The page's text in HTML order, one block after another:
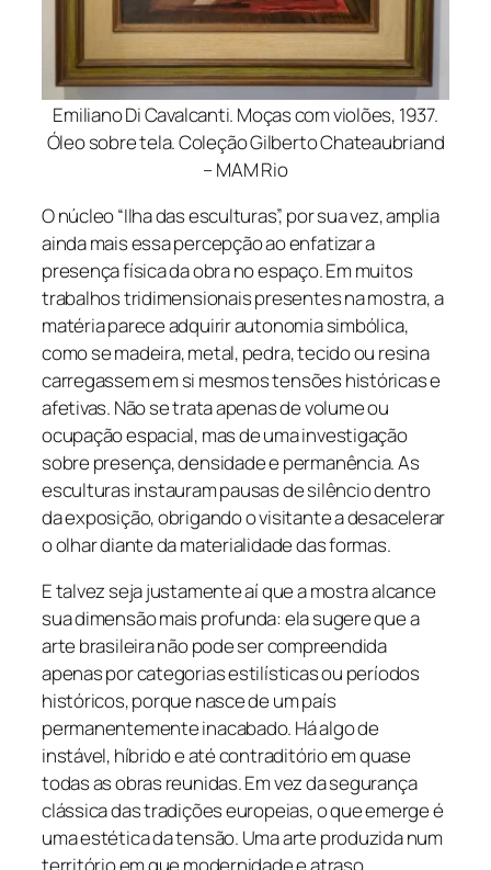
Emiliano Di Cavalcanti. Moças com violões, 1937.
Óleo sobre tela. Coleção Gilberto Chateaubriand
– MAM Rio
O núcleo “Ilha das esculturas”, por sua vez, amplia
ainda mais essa percepção ao enfatizar a
presença física da obra no espaço. Em muitos
trabalhos tridimensionais presentes na mostra, a
matéria parece adquirir autonomia simbólica,
como se madeira, metal, pedra, tecido ou resina
carregassem em si mesmos tensões históricas e
afetivas. Não se trata apenas de volume ou
ocupação espacial, mas de uma investigação
sobre presença, densidade e permanência. As
esculturas instauram pausas de silêncio dentro
da exposição, obrigando o visitante a desacelerar
o olhar diante da materialidade das formas.
E talvez seja justamente aí que a mostra alcance
sua dimensão mais profunda: ela sugere que a
arte brasileira não pode ser compreendida
apenas por categorias estilísticas ou períodos
históricos, porque nasce de um país
permanentemente inacabado. Há algo de
instável, híbrido e até contraditório em quase
todas as obras reunidas. Em vez da segurança
clássica das tradições europeias, o que emerge é
uma estética da tensão. Uma arte produzida num
território em que modernidade e atraso,